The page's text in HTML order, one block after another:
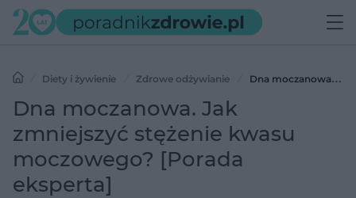
Diety i żywienie Zdrowe odżywianie
Dna moczanowa. Jak
zmniejszyć stężenie kwasu moczowego? [Porada eksperta]
Dna moczanowa. Jak
zmniejszyć stężenie kwasu
moczowego? [Porada
eksperta]